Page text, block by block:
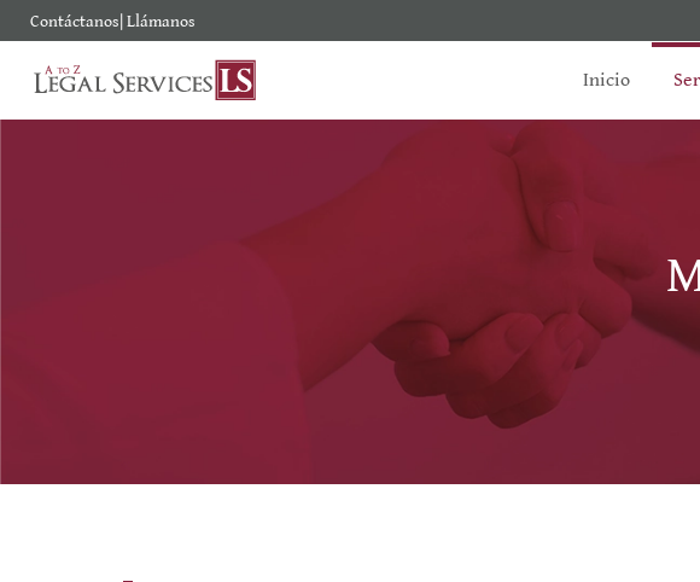
Contáctanos Llámanos
Inicio